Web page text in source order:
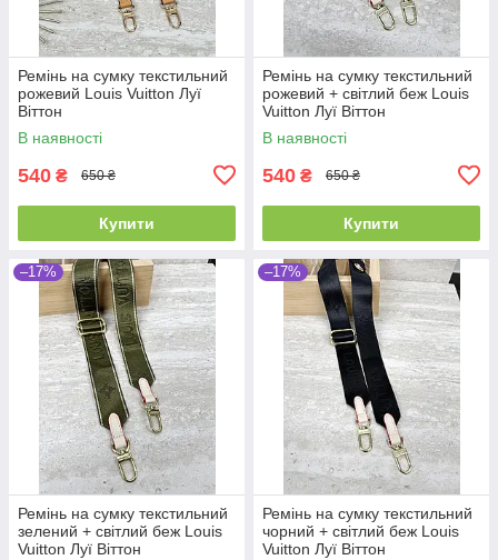
Ремінь на сумку текстильний
рожевий Louis Vuitton Луї
Віттон
В наявності
540 ₴ 650 ₴
Купити
Ремінь на сумку текстильний
рожевий + світлий беж Louis
Vuitton Луї Віттон
В наявності
540 ₴ 650 ₴
Купити
–17%
Ремінь на сумку текстильний
зелений + світлий беж Louis
Vuitton Луї Віттон
–17%
Ремінь на сумку текстильний
чорний + світлий беж Louis
Vuitton Луї Віттон